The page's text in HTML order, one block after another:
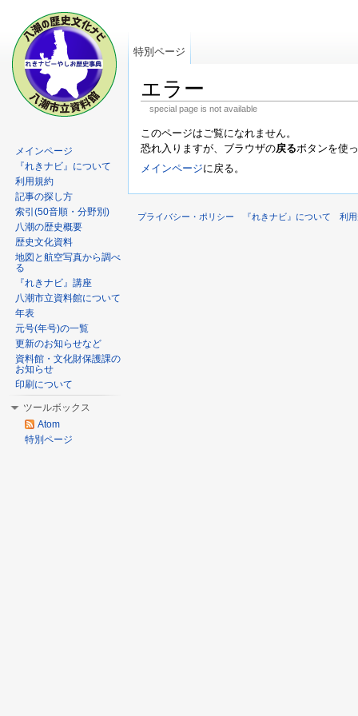
エラー
special page is not available
このページはご覧になれません。
恐れ入りますが、ブラウザの戻るボタンを使
メインページに戻る。
特別ページ
メインページ
『れきナビ』について
利用規約
記事の探し方
索引(50音順・分野別)
八潮の歴史概要
歴史文化資料
地図と航空写真から調べ
る
『れきナビ』講座
八潮市立資料館について
年表
元号(年号)の一覧
更新のお知らせなど
資料館・文化財保護課の
お知らせ
印刷について
ツールボックス
Atom
特別ページ
プライバシー・ポリシー 『れきナビ』について 利